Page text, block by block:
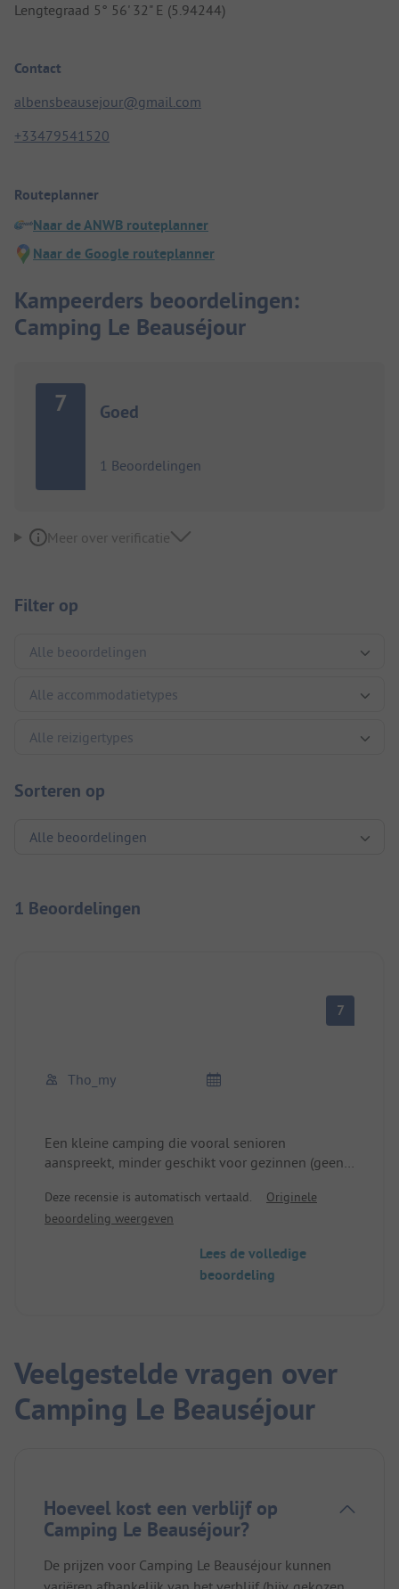
Lengtegraad 5° 56' 32" E (5.94244)
Contact
albensbeausejour@gmail.com
+33479541520
Routeplanner
Naar de ANWB routeplanner
Naar de Google routeplanner
Kampeerders beoordelingen:
Camping Le Beauséjour
7 Goed
1 Beoordelingen
Meer over verificatie
Filter op
Sorteren op
1 Beoordelingen
7
Tho_my
Een kleine camping die vooral senioren
aanspreekt, minder geschikt voor gezinnen (geen
Honden zijn toegestaan. Mooie ligging. Je zou de
sfeer bijna benauwd kunnen noemen, alles is erg
onderhouden. Je betaalt contant en vooraf. Wij
betaalden €18 voor 2 personen, een klein kind en
Deze recensie is automatisch vertaald.
Originele
beoordeling weergeven
Lees de volledige
beoordeling
Veelgestelde vragen over
Camping Le Beauséjour
Hoeveel kost een verblijf op
Camping Le Beauséjour?
De prijzen voor Camping Le Beauséjour kunnen